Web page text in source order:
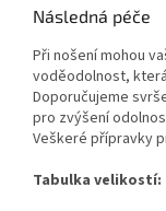
Následná péče
Při nošení mohou
voděodolnost,
Doporučujeme
pro zvýšení
Veškeré přípravky
Tabulka velikostí: